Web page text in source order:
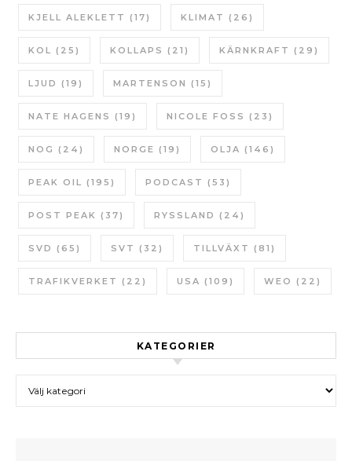
KJELL ALEKLETT (17) KLIMAT (26)
KOL (25) KOLLAPS (21) KÄRNKRAFT (29)
LJUD (19) MARTENSON (15)
NATE HAGENS (19) NICOLE FOSS (23)
NOG (24) NORGE (19) OLJA (146)
PEAK OIL (195) PODCAST (53)
POST PEAK (37) RYSSLAND (24)
SVD (65) SVT (32) TILLVÄXT (81)
TRAFIKVERKET (22) USA (109) WEO (22)
KATEGORIER